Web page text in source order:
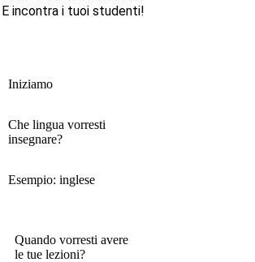
E incontra i tuoi studenti!
Iniziamo
Che lingua vorresti
insegnare?
Esempio: inglese
Quando vorresti avere
le tue lezioni?